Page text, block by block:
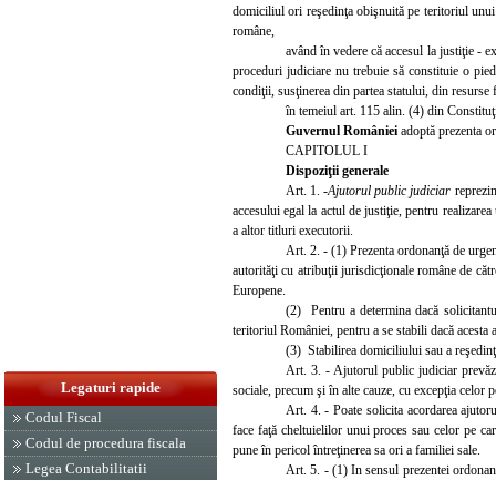
Legaturi rapide
Codul Fiscal
Codul de procedura fiscala
Legea Contabilitatii
domiciliul ori reşedinţa obişnuită pe teritoriul
române,
având în vedere că accesul la justiţie -
proceduri judiciare nu trebuie să constituie o
condiţii, susţinerea din partea statului, din resurse
în temeiul art. 115 alin. (4) din
Guvernul României adoptă prezenta
CAPITOLUL I
Dispoziţii generale
Art. 1. -Ajutorul public judiciar
accesului egal la actul de justiţie, pentru
a altor titluri executorii.
Art. 2. - (1) Prezenta ordonanţă de
autorităţi cu atribuţii jurisdicţionale române de
Europene.
(2) Pentru a determina dacă
teritoriul României, pentru a se stabili dacă
(3) Stabilirea domiciliului sau a
Art. 3. - Ajutorul public judiciar
sociale, precum şi în alte cauze, cu excepţia celor
Art. 4. - Poate solicita acordarea
face faţă cheltuielilor unui proces sau celor pe
pune în pericol întreţinerea sa ori a familiei sale.
Art. 5. - (1) In sensul prezentei ordona